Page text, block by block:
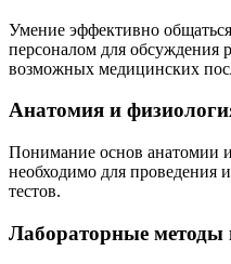
Умение эффективно
персоналом для обсуждения
возможных медицинских
Анатомия и
Понимание основ анатомии
необходимо для проведения
тестов.
Лабораторные методы